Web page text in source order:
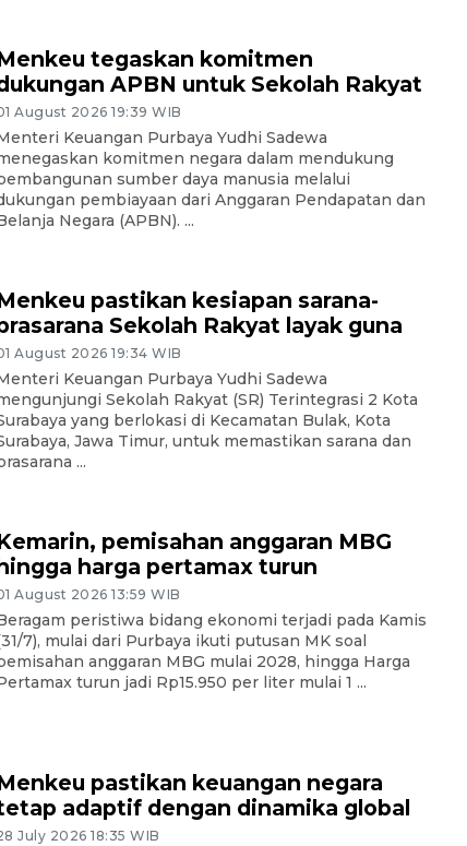
tegaskan komitmen
APBN untuk Sekolah Rakyat
August 2026 19:39 WIB
Keuangan Purbaya Yudhi Sadewa
komitmen negara dalam mendukung
sumber daya manusia melalui
pembiayaan dari Anggaran Pendapatan dan
Negara (APBN). ...
pastikan kesiapan sarana-
Sekolah Rakyat layak guna
August 2026 19:34 WIB
Keuangan Purbaya Yudhi Sadewa
Sekolah Rakyat (SR) Terintegrasi 2 Kota
yang berlokasi di Kecamatan Bulak, Kota
Jawa Timur, untuk memastikan sarana dan
...
pemisahan anggaran MBG
harga pertamax turun
August 2026 13:59 WIB
peristiwa bidang ekonomi terjadi pada Kamis
7), mulai dari Purbaya ikuti putusan MK soal
anggaran MBG mulai 2028, hingga Harga
turun jadi Rp15.950 per liter mulai 1 ...
pastikan keuangan negara
adaptif dengan dinamika global
July 2026 18:35 WIB